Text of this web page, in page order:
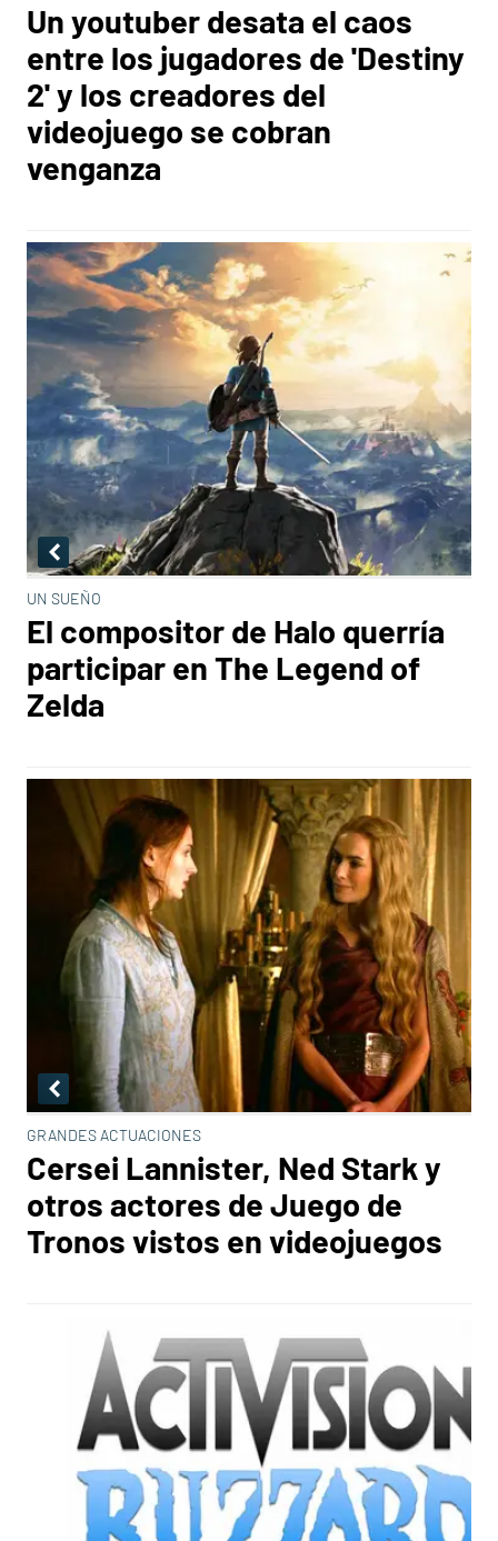
Un youtuber desata el caos
entre los jugadores de 'Destiny
2' y los creadores del
videojuego se cobran
venganza
UN SUEÑO
El compositor de Halo querría
participar en The Legend of
Zelda
GRANDES ACTUACIONES
Cersei Lannister, Ned Stark y
otros actores de Juego de
Tronos vistos en videojuegos